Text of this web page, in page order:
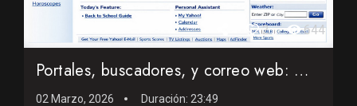
2 644
Portales, buscadores, y correo web: Mi Internet entre 1995 y...
02 Marzo, 2026 Duración: 23:49